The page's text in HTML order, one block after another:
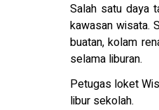
Salah satu daya
kawasan wisata.
buatan, kolam
selama liburan.
Petugas loket
libur sekolah.